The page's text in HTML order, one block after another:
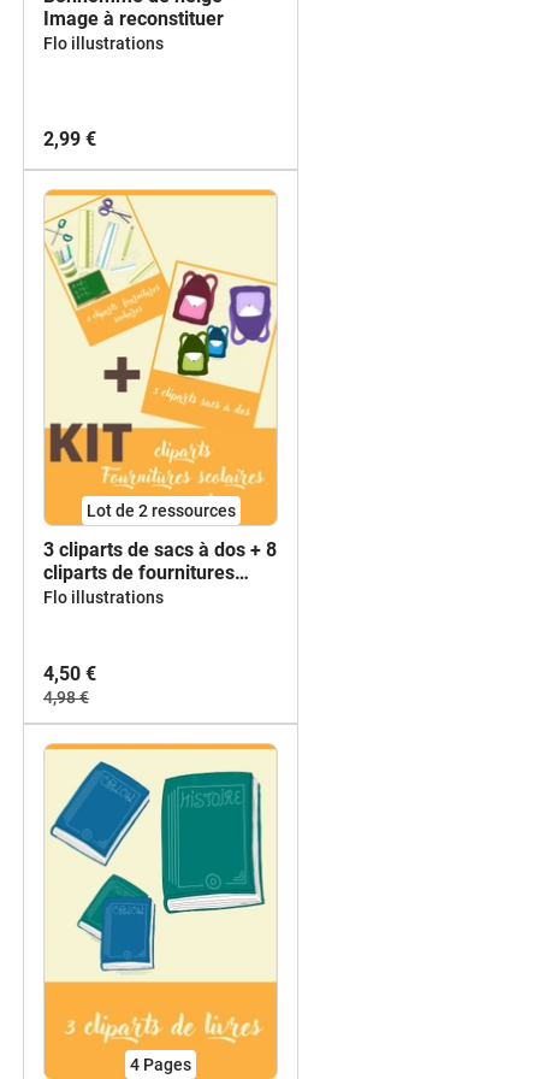
Image à reconstituer
Flo illustrations
2,99 €
Lot de 2 ressources
3 cliparts de sacs à dos + 8
cliparts de fournitures
scolaire
Flo illustrations
4,50 €
4,98 €
4 Pages